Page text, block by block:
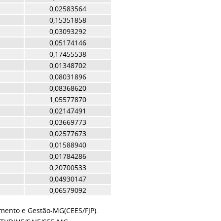
0,02583564
0,15351858
0,03093292
0,05174146
0,17455538
0,01348702
0,08031896
0,08368620
1,05577870
0,02147491
0,03669773
0,02577673
0,01588940
0,01784286
0,20700533
0,04930147
0,06579092
e Gestão-MG(CEES/FJP).